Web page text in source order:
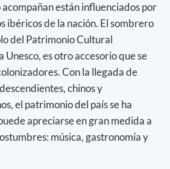
están influenciados por
ibéricos de la nación. El sombrero
del Patrimonio Cultural
Unesco, es otro accesorio que se
Con la llegada de
chinos y
el patrimonio del país se ha
apreciarse en gran medida a
música, gastronomía y